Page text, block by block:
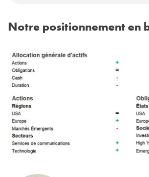
Notre positionnement en